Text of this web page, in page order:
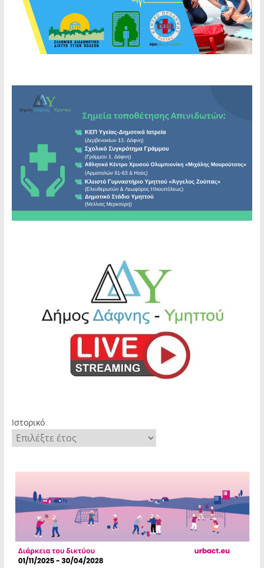
Ιστορικό